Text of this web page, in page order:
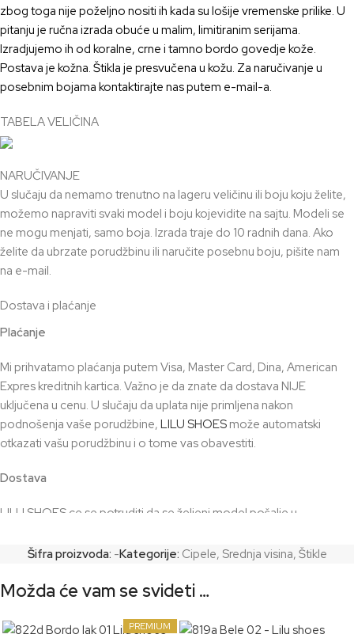
zbog toga nije poželjno nositi ih kada su lošije vremenske prilike. U
pitanju je ručna izrada obuće u malim, limitiranim serijama.
Izradjujemo ih od koralne, crne i tamno bordo govedje kože.
Postava je kožna. Štikla je presvučena u kožu. Za naručivanje u
posebnim bojama kontaktirajte nas putem e-mail-a.
TABELA VELIČINA
NARUČIVANJE
U slučaju da nemamo trenutno na lageru veličinu ili boju koju želite,
možemo napraviti svaki model i boju kojevidite na sajtu. Modeli se
ne mogu menjati, samo boja. Izrada traje do 10 radnih dana. Ako
želite da ubrzate porudžbinu ili naručite posebnu boju, pišite nam
na e-mail.
Dostava i plaćanje
Plaćanje
Mi prihvatamo plaćanja putem Visa, Master Card, Dina, American
Expres kreditnih kartica. Važno je da znate da dostava NIJE
uključena u cenu. U slučaju da uplata nije primljena nakon
podnošenja vaše porudžbine, LILU SHOES može automatski
otkazati vašu porudžbinu i o tome vas obavestiti.
Dostava
LILU SHOES ce se potruditi da se željeni model pošalje u
imamo na stanju. Za modele koji su posebno poručeni i izradjuju se,
potreban za transport. Odgovornost kupca je da obezbedi tačnu i
paket.
Šifra proizvoda: -Kategorije: Cipele, Srednja visina, Štikle
Možda će vam se svideti …
PREMIUM